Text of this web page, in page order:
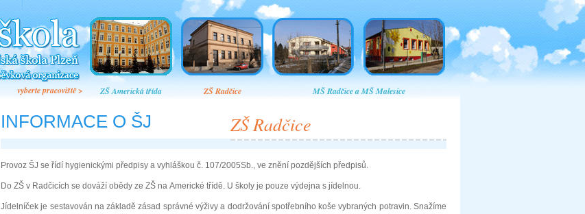
vyberte pracoviště > ZŠ Americká třída ZŠ Radčice MŠ Radčice a MŠ Malesice
ZŠ Radčice
INFORMACE O ŠJ
Provoz ŠJ se řídí hygienickými předpisy a vyhláškou č. 107/2005Sb., ve znění pozdějších předpisů.
Do ZŠ v Radčicích se dováží obědy ze ZŠ na Americké třídě. U školy je pouze výdejna s jídelnou.
Jídelníček je sestavován na základě zásad správné výživy a dodržování spotřebního koše vybraných potravin. Snažíme